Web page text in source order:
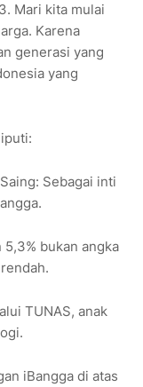
Mari kita mulai
Karena
generasi yang
yang
Sebagai inti
bukan angka
TUNAS, anak
iBangga di atas